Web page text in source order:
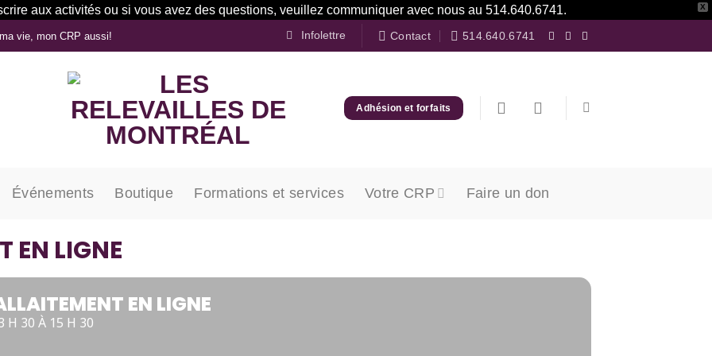
X
aux activités ou si vous avez des questions, veuillez communiquer avec nous au 514.640.6741.
vie, mon CRP aussi! Infolettre Contact 514.640.6741
Adhésion et forfaits
Événements Boutique Formations et services Votre CRP Faire un don
EN LIGNE
EN LIGNE
H 30 À 15 H 30